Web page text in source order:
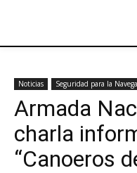
Noticias Seguridad para la
Armada
charla
“Canoeros